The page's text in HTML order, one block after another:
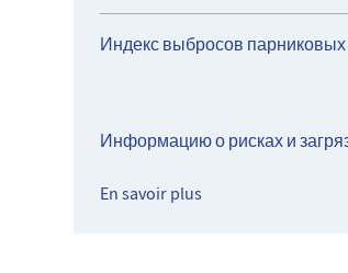
Индекс выбросов парниковых
Информацию о рисках и
En savoir plus